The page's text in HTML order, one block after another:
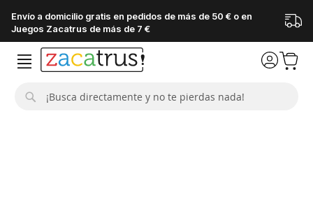
Envío a domicilio gratis en pedidos de más de 50 € o en
Juegos Zacatrus de más de 7 €